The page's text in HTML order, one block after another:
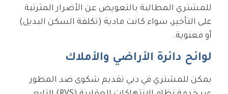
للمشتري المطالبة بالتعويض عن الأضرار المترتبة
على التأخير، سواء كانت مادية (تكلفة السكن البديل)
أو معنوية.
لوائح دائرة الأراضي والأملاك
يمكن للمشتري في دبي تقديم شكوى ضد المطور